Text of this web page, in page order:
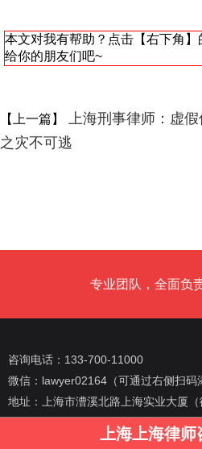
本文对我有帮助？点击【右下角】
给你的朋友们吧~
【上一篇】
上海刑事律师：虚假
之灾不可逃
专业团队，全面负
咨询电话：133-700-11000
微信：lawyer02164（可通过右侧扫码
地址：上海市漕溪北路上海实业大厦（
上海刑事律师 版权所有 技术支持
上海上海律师